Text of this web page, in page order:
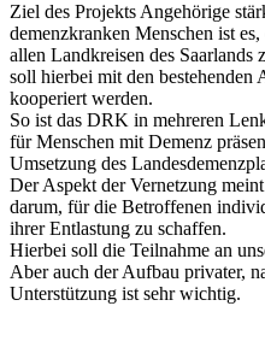
Ziel des Projekts Angehörige
demenzkranken Menschen ist
allen Landkreisen des
soll hierbei mit den bestehenden
kooperiert werden.
So ist das DRK in mehreren
für Menschen mit Demenz
Umsetzung des
Der Aspekt der Vernetzung
darum, für die Betroffenen
ihrer Entlastung zu schaffen.
Hierbei soll die Teilnahme an
Aber auch der Aufbau privater,
Unterstützung ist sehr wichtig.